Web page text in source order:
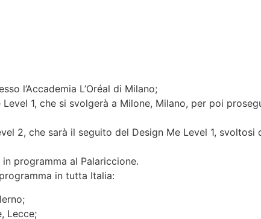
l’Accademia L’Oréal di Milano;
1, che si svolgerà a Milone, Milano, per poi
2, che sarà il seguito del Design Me Level 1,
programma al Palariccione.
in tutta Italia:
Lecce;